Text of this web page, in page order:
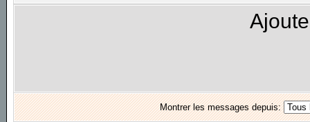
Montrer les messages depuis: